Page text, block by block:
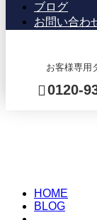
ブログ
お問い合わ
お客様専用
0120-
HOME
BLOG